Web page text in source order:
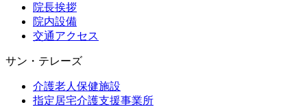
院長挨拶
院内設備
交通アクセス
サン・テレーズ
介護老人保健施設
指定居宅介護支援事業所